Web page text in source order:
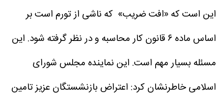
این است که «افت ضریب» که ناشی از تورم است بر
اساس ماده ۶ قانون کار محاسبه و در نظر گرفته شود. این
مسئله بسیار مهم است. این نماینده مجلس شورای
اسلامی خاطرنشان کرد: اعتراض بازنشستگان عزیز تامین